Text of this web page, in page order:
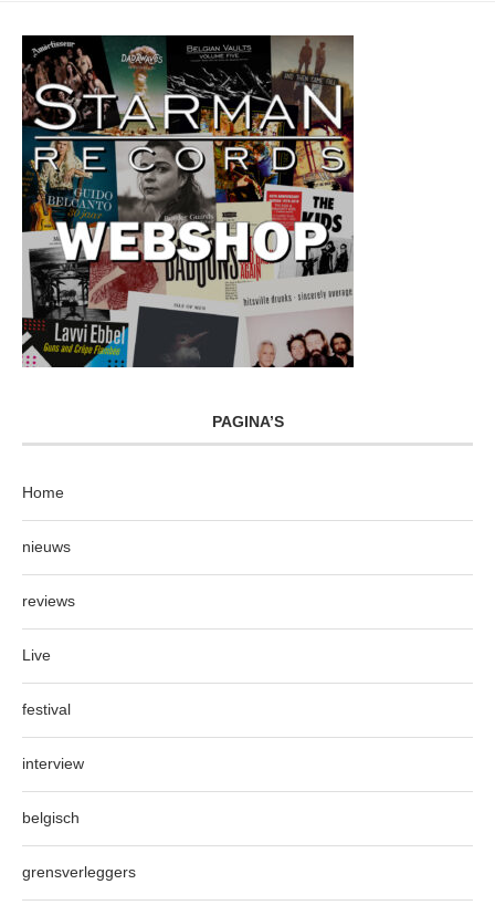
PAGINA’S
Home
nieuws
reviews
Live
festival
interview
belgisch
grensverleggers